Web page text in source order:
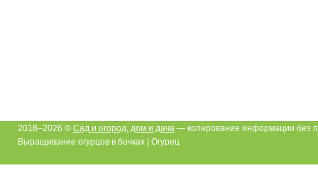
2018–2026 © Сад и огород, дом и дача— копирование информации без
Выращивание огурцов в бочках | Огурец